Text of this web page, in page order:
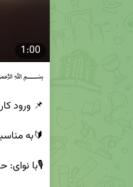
1:00